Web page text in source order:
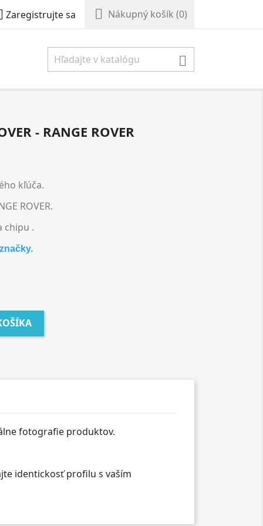
Zaregistrujte sa  Nákupný košík (0)

- RANGE ROVER
kľúča.
ROVER.
chipu .
fotografie produktov.
identickosť profilu s vaším